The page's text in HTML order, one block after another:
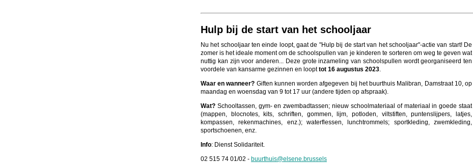
Hulp bij de start van het schooljaar
Nu het schooljaar ten einde loopt, gaat de "Hulp bij de start van het schooljaar"-actie van start! De
zomer is het ideale moment om de schoolspullen van je kinderen te sorteren om weg te geven wat
nuttig kan zijn voor anderen... Deze grote inzameling van schoolspullen wordt georganiseerd ten
voordele van kansarme gezinnen en loopttot 16 augustus 2023
Waar en wanneer? Giften kunnen worden afgegeven bij het buurthuis Malibran, Damstraat 10, op
maandag en woensdag van 9 tot 17 uur (andere tijden op afspraak).
Wat? Schooltassen, gym- en zwembadtassen; nieuw schoolmateriaal of materiaal in goede staat
(mappen, blocnotes, kits, schriften, gommen, lijm, potloden, viltstiften, puntenslijpers, latjes,
kompassen, rekenmachines, enz.); waterflessen, lunchtrommels; sportkleding, zwemkleding,
sportschoenen, enz.
Info: Dienst Solidariteit.
02 515 74 01/02 - buurthuis@elsene.brussels